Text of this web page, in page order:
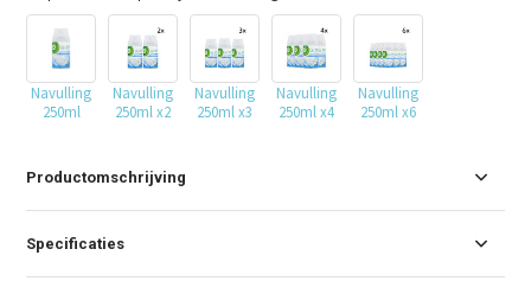
Navulling
250ml
Navulling
250ml x2
Navulling
250ml x3
Navulling
250ml x4
Navulling
250ml x6
Productomschrijving
Specificaties